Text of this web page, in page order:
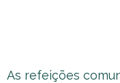
As refeições